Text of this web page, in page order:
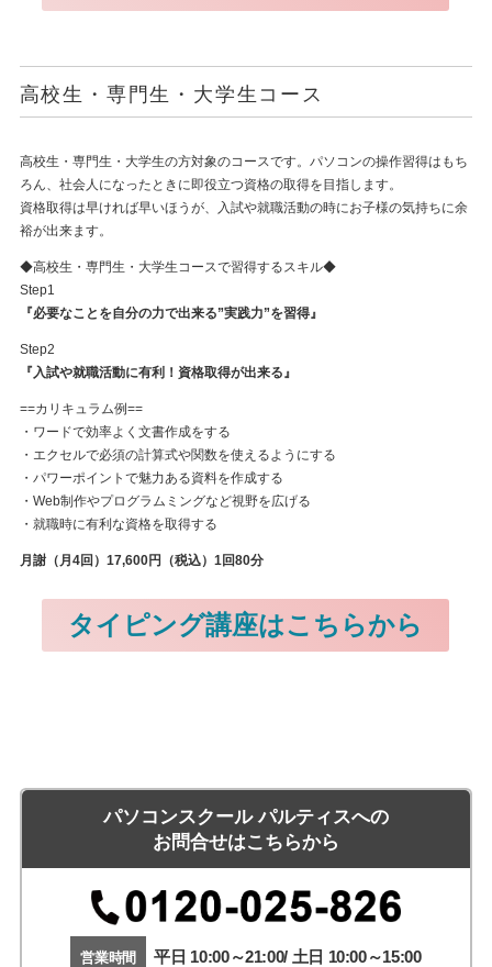
高校生・専門生・大学生コース
高校生・専門生・大学生の方対象のコースです。パソコンの操作習得はもち
ろん、社会人になったときに即役立つ資格の取得を目指します。
資格取得は早ければ早いほうが、入試や就職活動の時にお子様の気持ちに余
裕が出来ます。
◆高校生・専門生・大学生コースで習得するスキル◆
Step1
『必要なことを自分の力で出来る”実践力”を習得』
Step2
『入試や就職活動に有利！資格取得が出来る』
==カリキュラム例==
・ワードで効率よく文書作成をする
・エクセルで必須の計算式や関数を使えるようにする
・パワーポイントで魅力ある資料を作成する
・Web制作やプログラムミングなど視野を広げる
・就職時に有利な資格を取得する
月謝（月4回）17,600円（税込）1回80分
タイピング講座はこちらから
パソコンスクール パルティスへの
お問合せはこちらから
営業時間 平日 10:00～21:00/ 土日 10:00～15:00